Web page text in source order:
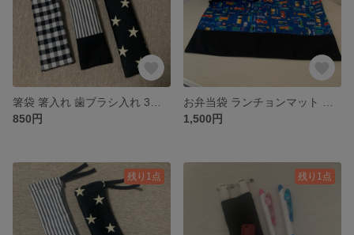
850円
1,500円
残り1点 残り1点